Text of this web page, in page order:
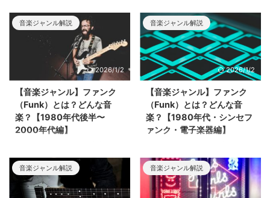
音楽ジャンル解説
2026/1/2
【音楽ジャンル】ファンク
（Funk）とは？どんな音
楽？【1980年代後半〜
2000年代編】
ンルがあるのは知ってるけど、ど
んな音楽かと言われるとざっくり
したイメージしか浮かばない...こ
のような方のための記事です。今
音楽ジャンル解説
2026/1/2
【音楽ジャンル】ファンク
（Funk）とは？どんな音
楽？【1980年代・シンセフ
ァンク・電子楽器編】
ンルがあるのは知ってるけど、ど
んな音楽かと言われるとざっくり
したイメージしか浮かばない...こ
のような方のための記事です。今
音楽ジャンル解説 音楽ジャンル解説